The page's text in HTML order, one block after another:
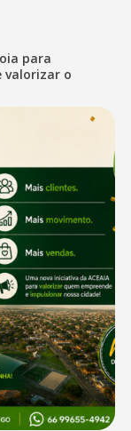
para
valorizar o